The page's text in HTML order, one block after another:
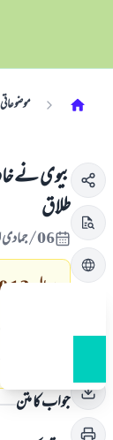
موضوعاتی
بيوى نے
طلاق
06/جمادى الأولى/1432 , 10/اپریل/2011
سوال
بيوى كى
تمہيں
جواب کا متن